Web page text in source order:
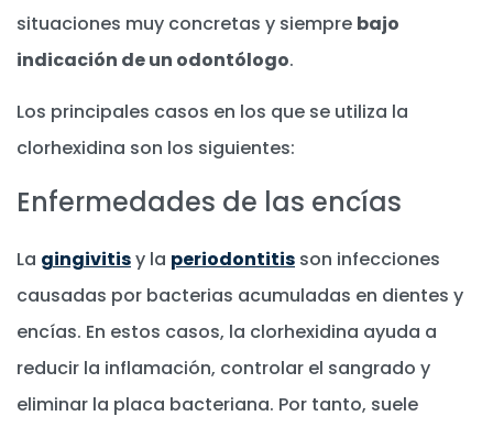
situaciones muy concretas y siempre bajo
indicación de un odontólogo.
Los principales casos en los que se utiliza la
clorhexidina son los siguientes:
Enfermedades de las encías
La gingivitisy la periodontitis son infecciones
causadas por bacterias acumuladas en dientes y
encías. En estos casos, la clorhexidina ayuda a
reducir la inflamación, controlar el sangrado y
eliminar la placa bacteriana. Por tanto, suele